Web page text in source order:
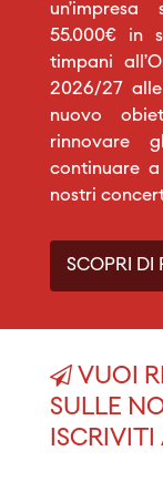
55.000€ in
timpani
2026/27
nuovo
rinnovare
continuare
nostri
SCOPRI DI
VUOI
SULLE
ISCRIVITI